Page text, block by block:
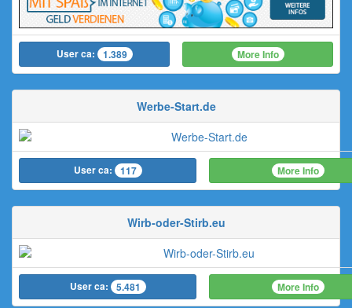
User ca: 1.389 More Info
Werbe-Start.de
User ca: 117 More Info
Wirb-oder-Stirb.eu
User ca: 5.481 More Info